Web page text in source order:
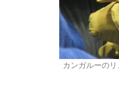
カンガルーの